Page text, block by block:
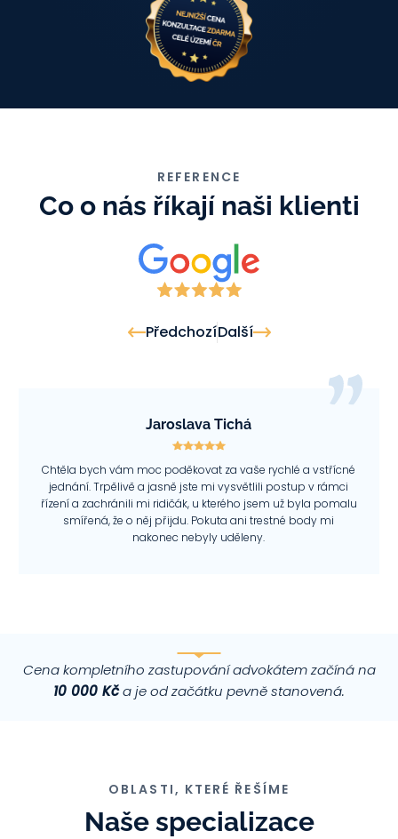
REFERENCE
Co o nás říkají naši klienti
PředchozíDalší
Jaroslava Tichá
Chtěla bych vám moc poděkovat za vaše rychlé a vstřícné
jednání. Trpělivě a jasně jste mi vysvětlili postup v rámci
řízení a zachránili mi ridičák, u kterého jsem už byla pomalu
smířená, že o něj přijdu. Pokuta ani trestné body mi
nakonec nebyly uděleny.
Cena kompletního zastupování advokátem začíná na
10 000 Kča je od začátku pevně stanovená.
OBLASTI, KTERÉ ŘEŠÍME
Naše specializace